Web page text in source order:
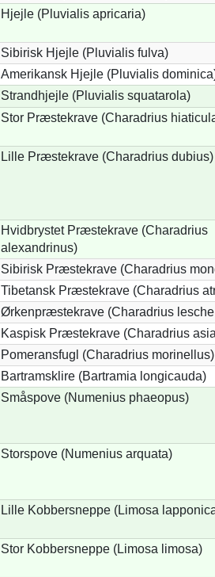
Hjejle (Pluvialis apricaria)
Sibirisk Hjejle (Pluvialis fulva)
Amerikansk Hjejle (Pluvialis
Strandhjejle (Pluvialis squatarola)
Stor Præstekrave (Charadrius
Lille Præstekrave (Charadrius dubius)
Hvidbrystet Præstekrave (Charadrius
alexandrinus)
Sibirisk Præstekrave (Charadrius
Tibetansk Præstekrave (Charadrius
Ørkenpræstekrave (Charadrius
Kaspisk Præstekrave (Charadrius
Pomeransfugl (Charadrius morinellus)
Bartramsklire (Bartramia longicauda)
Småspove (Numenius phaeopus)
Storspove (Numenius arquata)
Lille Kobbersneppe (Limosa
Stor Kobbersneppe (Limosa limosa)